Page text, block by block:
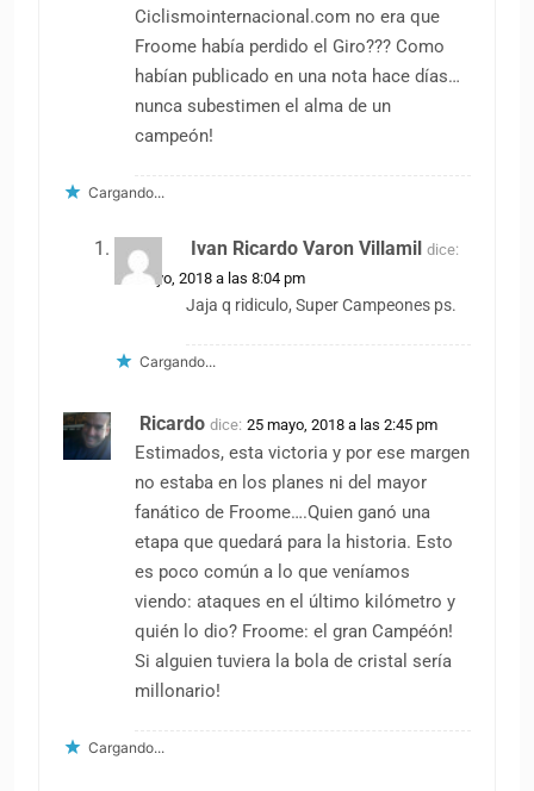
Ciclismointernacional.com no era que
Froome había perdido el Giro??? Como
habían publicado en una nota hace días…
nunca subestimen el alma de un
campeón!
Cargando...
Ivan Ricardo Varon Villamil dice:
25 mayo, 2018 a las 8:04 pm
Jaja q ridiculo, Super Campeones ps.
Cargando...
Ricardo dice: 25 mayo, 2018 a las 2:45 pm
Estimados, esta victoria y por ese margen
no estaba en los planes ni del mayor
fanático de Froome….Quien ganó una
etapa que quedará para la historia. Esto
es poco común a lo que veníamos
viendo: ataques en el último kilómetro y
quién lo dio? Froome: el gran Campéón!
Si alguien tuviera la bola de cristal sería
millonario!
Cargando...